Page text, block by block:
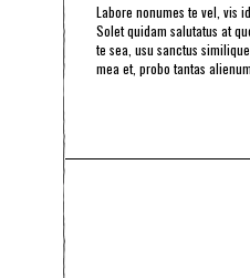
Labore nonumes te vel, vis
Solet quidam salutatus at
te sea, usu sanctus
mea et, probo tantas